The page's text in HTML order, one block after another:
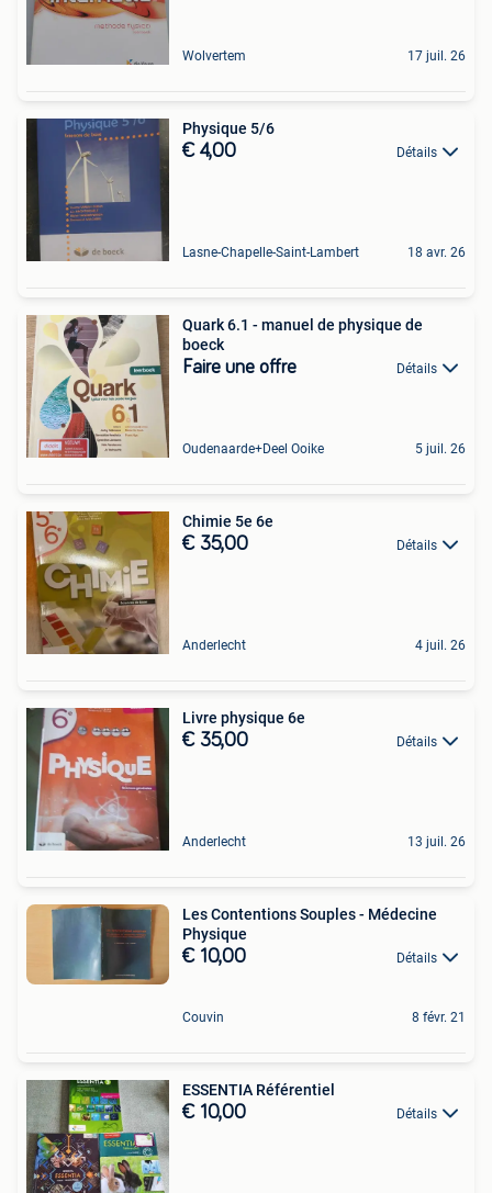
Wolvertem 17 juil. 26
Physique 5/6
€ 4,00 Détails
Lasne-Chapelle-Saint-Lambert 18 avr. 26
Quark 6.1 - manuel de physique de
boeck
Faire une offre Détails
Oudenaarde+Deel Ooike 5 juil. 26
Chimie 5e 6e
€ 35,00 Détails
Anderlecht 4 juil. 26
Livre physique 6e
€ 35,00 Détails
Anderlecht 13 juil. 26
Les Contentions Souples - Médecine
Physique
€ 10,00 Détails
Couvin 8 févr. 21
ESSENTIA Référentiel
€ 10,00 Détails